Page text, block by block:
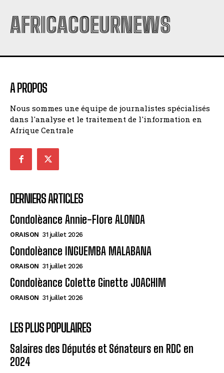
AFRICACOEURNEWS
A PROPOS
Nous sommes une équipe de journalistes spécialisés
dans l'analyse et le traitement de l'information en
Afrique Centrale
DERNIERS ARTICLES
Condolèance Annie-Flore ALONDA
ORAISON 31 juillet 2026
Condolèance INGUEMBA MALABANA
ORAISON 31 juillet 2026
Condolèance Colette Ginette JOACHIM
ORAISON 31 juillet 2026
LES PLUS POPULAIRES
Salaires des Députés et Sénateurs en RDC en
2024